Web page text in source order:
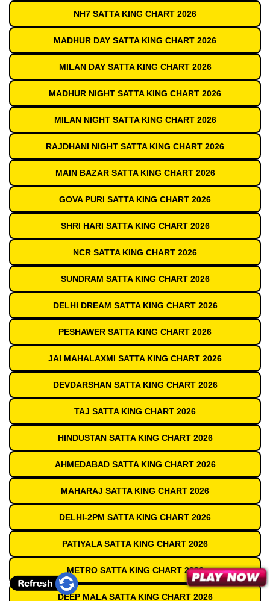
NH7 SATTA KING CHART 2026
MADHUR DAY SATTA KING CHART 2026
MILAN DAY SATTA KING CHART 2026
MADHUR NIGHT SATTA KING CHART 2026
MILAN NIGHT SATTA KING CHART 2026
RAJDHANI NIGHT SATTA KING CHART 2026
MAIN BAZAR SATTA KING CHART 2026
GOVA PURI SATTA KING CHART 2026
SHRI HARI SATTA KING CHART 2026
NCR SATTA KING CHART 2026
SUNDRAM SATTA KING CHART 2026
DELHI DREAM SATTA KING CHART 2026
PESHAWER SATTA KING CHART 2026
JAI MAHALAXMI SATTA KING CHART 2026
DEVDARSHAN SATTA KING CHART 2026
TAJ SATTA KING CHART 2026
HINDUSTAN SATTA KING CHART 2026
AHMEDABAD SATTA KING CHART 2026
MAHARAJ SATTA KING CHART 2026
DELHI-2PM SATTA KING CHART 2026
PATIYALA SATTA KING CHART 2026
METRO SATTA KING CHART 2026
DEEP MALA SATTA KING CHART 2026